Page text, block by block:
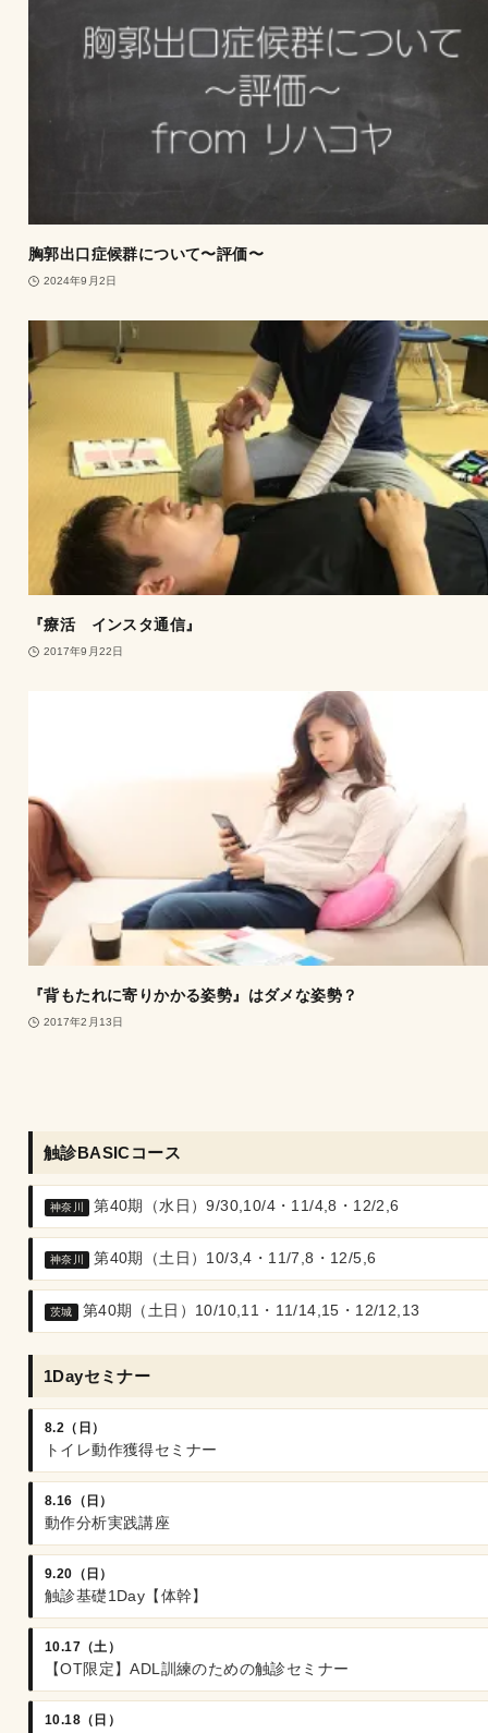
胸郭出口症候群について〜評価〜
2024年9月2日
『療活 インスタ通信』
2017年9月22日
『背もたれに寄りかかる姿勢』はダメな姿勢？
2017年2月13日
触診BASICコース
神奈川 第40期（水日）9/30,10/4・11/4,8・12/2,6
神奈川 第40期（土日）10/3,4・11/7,8・12/5,6
茨城 第40期（土日）10/10,11・11/14,15・12/12,13
1Dayセミナー
8.2（日）
トイレ動作獲得セミナー
8.16（日）
動作分析実践講座
9.20（日）
触診基礎1Day【体幹】
10.17（土）
【OT限定】ADL訓練のための触診セミナー
10.18（日）